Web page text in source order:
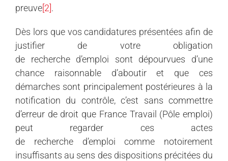
preuve [2] .
Dès lors que vos candidatures présentées afin de
justifier de votre obligation
de recherche d’emploi sont dépourvues d’une
chance raisonnable d’aboutir et que ces
démarches sont principalement postérieures à la
notification du contrôle, c’est sans commettre
d’erreur de droit que France Travail (Pôle emploi)
peut regarder ces actes
de recherche d’emploi comme notoirement
insuffisants au sens des dispositions précitées du